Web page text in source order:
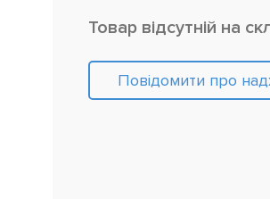
Товар відсутній на
Повідомити про